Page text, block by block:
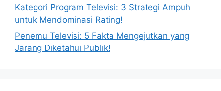
Kategori Program Televisi: 3 Strategi Ampuh
untuk Mendominasi Rating!
Penemu Televisi: 5 Fakta Mengejutkan yang
Jarang Diketahui Publik!